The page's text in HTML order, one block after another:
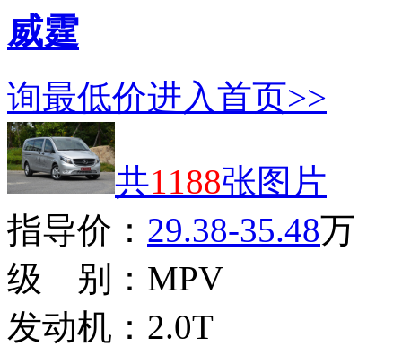
威霆
询最低价进入首页>>
共1188张图片
指导价： 29.38-35.48万
级 别： MPV
发动机： 2.0T